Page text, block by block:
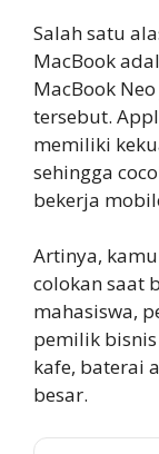
Salah satu
MacBook
MacBook
tersebut.
memiliki
sehingga
bekerja
Artinya,
colokan saat
mahasiswa,
pemilik
kafe, baterai
besar.